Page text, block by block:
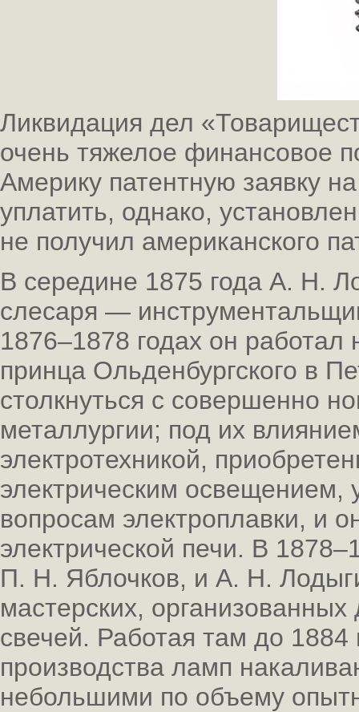
Ликвидация дел
очень тяжелое финансовое
Америку патентную заявку
уплатить, однако,
не получил американского
В середине 1875 года А. Н.
слесаря —
1876–1878 годах он работал
принца Ольденбургского в
столкнуться с совершенно
металлургии; под их
электротехникой,
электрическим освещением,
вопросам электроплавки, и
электрической печи. В
П. Н. Яблочков, и А. Н.
мастерских, организованных
свечей. Работая там до
производства ламп
небольшими по объему